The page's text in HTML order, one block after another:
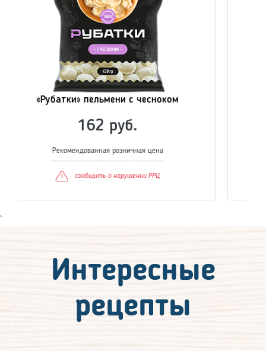
«Рубатки» котлеты классические
83 руб.
Рекомендованная розничная цена
сообщить о нарушении РРЦ
`
Интересные
рецепты